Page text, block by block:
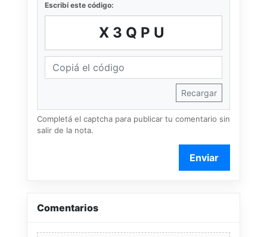
Escribí este código:
X3QPU
Recargar
Completá el captcha para publicar tu comentario sin
salir de la nota.
Enviar
Comentarios